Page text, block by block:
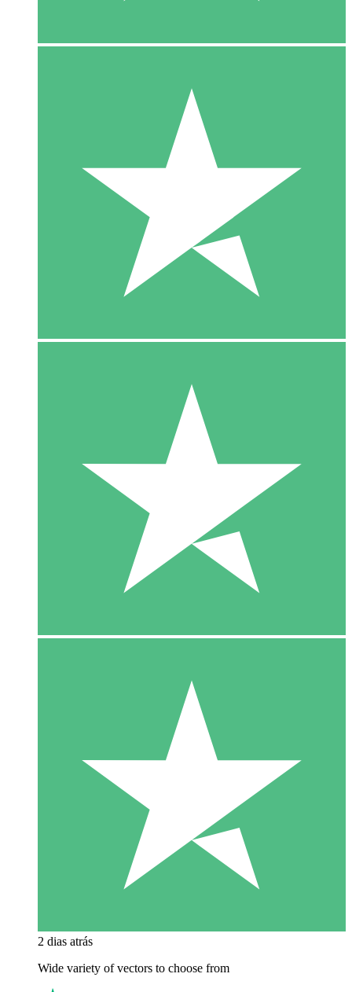
2 dias atrás
Wide variety of vectors to choose from